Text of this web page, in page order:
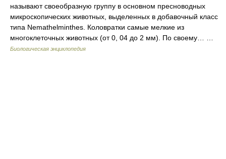
называют своеобразную группу в основном пресноводных
микроскопических животных, выделенных в добавочный класс
типа Nemathelminthes. Коловратки самые мелкие из
многоклеточных животных (от 0, 04 до 2 мм). По своему… …
Биологическая энциклопедия